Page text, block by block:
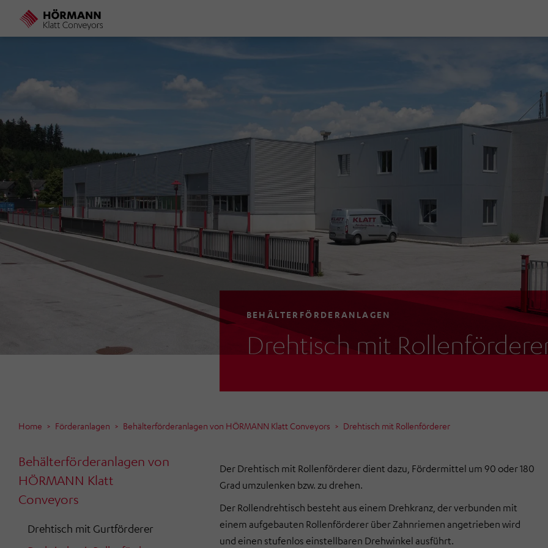
BEHÄLTERFÖRDERANLAGEN
Drehtisch mit
Home Förderanlagen Behälterförderanlagen von HÖRMANN Klatt Conveyors Drehtisch mit Rollenförderer
Behälterförderanlagen von
HÖRMANN Klatt
Conveyors
Drehtisch mit Gurtförderer
Der Drehtisch mit Rollenförderer dient dazu, Fördermittel um 90 oder 180
Grad umzulenken bzw. zu drehen.
Der Rollendrehtisch besteht aus einem Drehkranz, der verbunden mit
einem aufgebauten Rollenförderer über Zahnriemen angetrieben wird
und einen stufenlos einstellbaren Drehwinkel ausführt.